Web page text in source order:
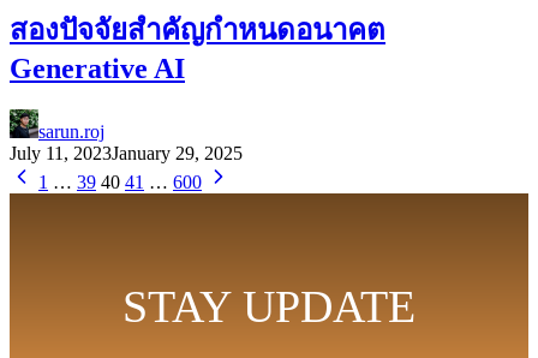
สองปัจจัยสำคัญกำหนดอนาคต
Generative AI
sarun.roj
July 11, 2023January 29, 2025
1 … 39 40 41 … 600
STAY UPDATE